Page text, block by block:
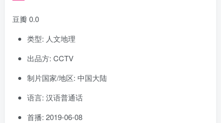
豆瓣 0.0
类型: 人文地理
出品方: CCTV
制片国家/地区: 中国大陆
语言: 汉语普通话
首播: 2019-06-08